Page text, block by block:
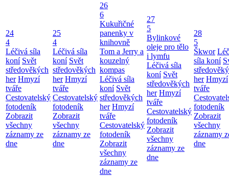
24
4
Léčivá síla
koní Svět
středověkých
her Hmyzí
tváře
Cestovatelský
fotodeník
Zobrazit
všechny
záznamy ze
dne
25
4
Léčivá síla
koní Svět
středověkých
her Hmyzí
tváře
Cestovatelský
fotodeník
Zobrazit
všechny
záznamy ze
dne
26
6
Kukuřičné
panenky v
knihovně
Tom a Jerry a
kouzelný
kompas
Léčivá síla
koní Svět
středověkých
her Hmyzí
tváře
Cestovatelský
fotodeník
Zobrazit
všechny
záznamy ze
dne
27
5
Bylinkové
oleje pro tělo
i lymfu
Léčivá síla
koní Svět
středověkých
her Hmyzí
tváře
Cestovatelský
fotodeník
Zobrazit
všechny
záznamy ze
dne
28
5
Škwor
síla koní
her Hmyzí
tváře
fotodeník
Zobrazit
všechny
záznamy
dne